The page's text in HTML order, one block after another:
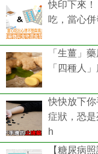
快印下來
吃，當心
「生薑」
「四種人
快快放下你
症狀，恐
h
【糖尿病